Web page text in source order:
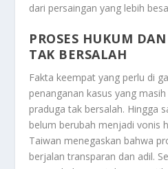
dari persaingan yang lebih
PROSES HUKUM
TAK BERSALAH
Fakta keempat yang perlu di
penanganan kasus yang
praduga tak bersalah. Hingga
belum berubah menjadi vonis
Taiwan menegaskan bahwa
berjalan transparan dan adil.